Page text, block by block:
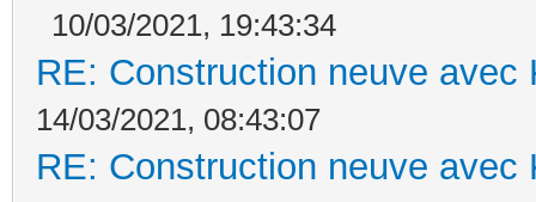
10/03/2021, 19:43:34
RE: Construction neuve avec
14/03/2021, 08:43:07
RE: Construction neuve avec